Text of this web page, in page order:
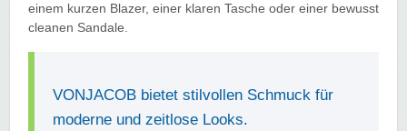
einem kurzen Blazer, einer klaren Tasche oder einer bewusst
cleanen Sandale.
VONJACOB bietet stilvollen Schmuck für
moderne und zeitlose Looks.